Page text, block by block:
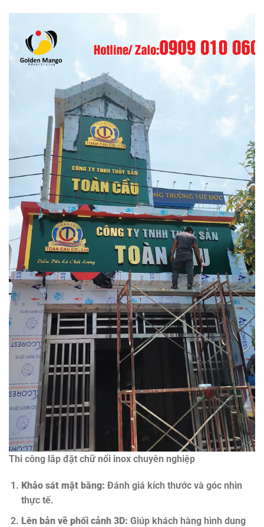
Thi công lắp đặt chữ nổi inox chuyên nghiệp
Khảo sát mặt bằng: Đánh giá kích thước và góc nhìn
thực tế.
Lên bản vẽ phối cảnh 3D: Giúp khách hàng hình dung